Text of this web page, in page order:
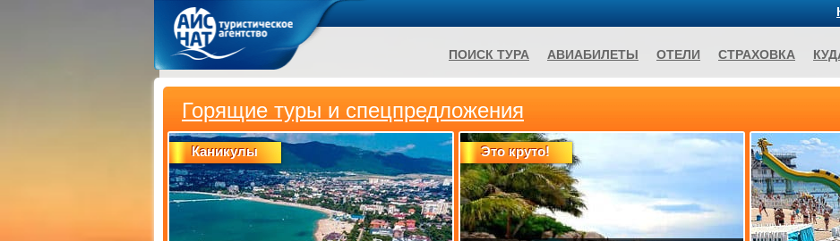
Горящие туры и спецпредложения
Каникулы Это круто!
ПОИСК ТУРА АВИАБИЛЕТЫ ОТЕЛИ СТРАХОВКА